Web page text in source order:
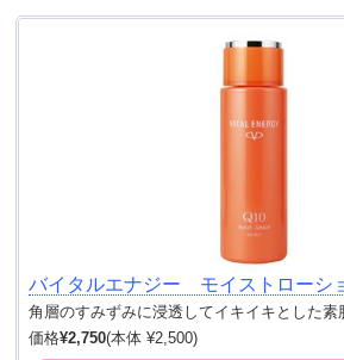
バイタルエナジー モイストローシ
角層のすみずみに浸透してイキイキとした素
価格¥2,750(本体 ¥2,500)